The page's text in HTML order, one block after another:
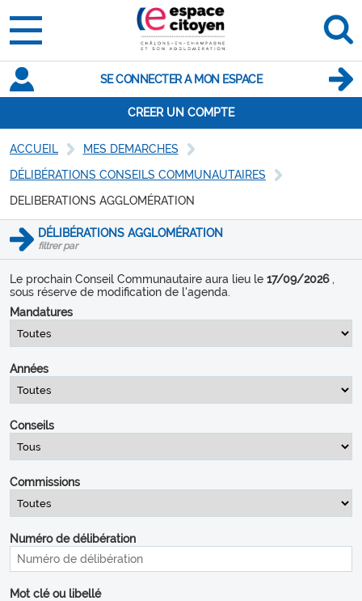
SE CONNECTER A MON ESPACE
CREER UN COMPTE
ACCUEIL
MES DEMARCHES
DÉLIBÉRATIONS CONSEILS COMMUNAUTAIRES
DELIBERATIONS AGGLOMÉRATION
DÉLIBÉRATIONS AGGLOMÉRATION
filtrer par
Le prochain Conseil Communautaire aura lieu le 17/09/2026 ,
sous réserve de modification de l'agenda.
Mandatures
Années
Conseils
Commissions
Numéro de délibération
Mot clé ou libellé